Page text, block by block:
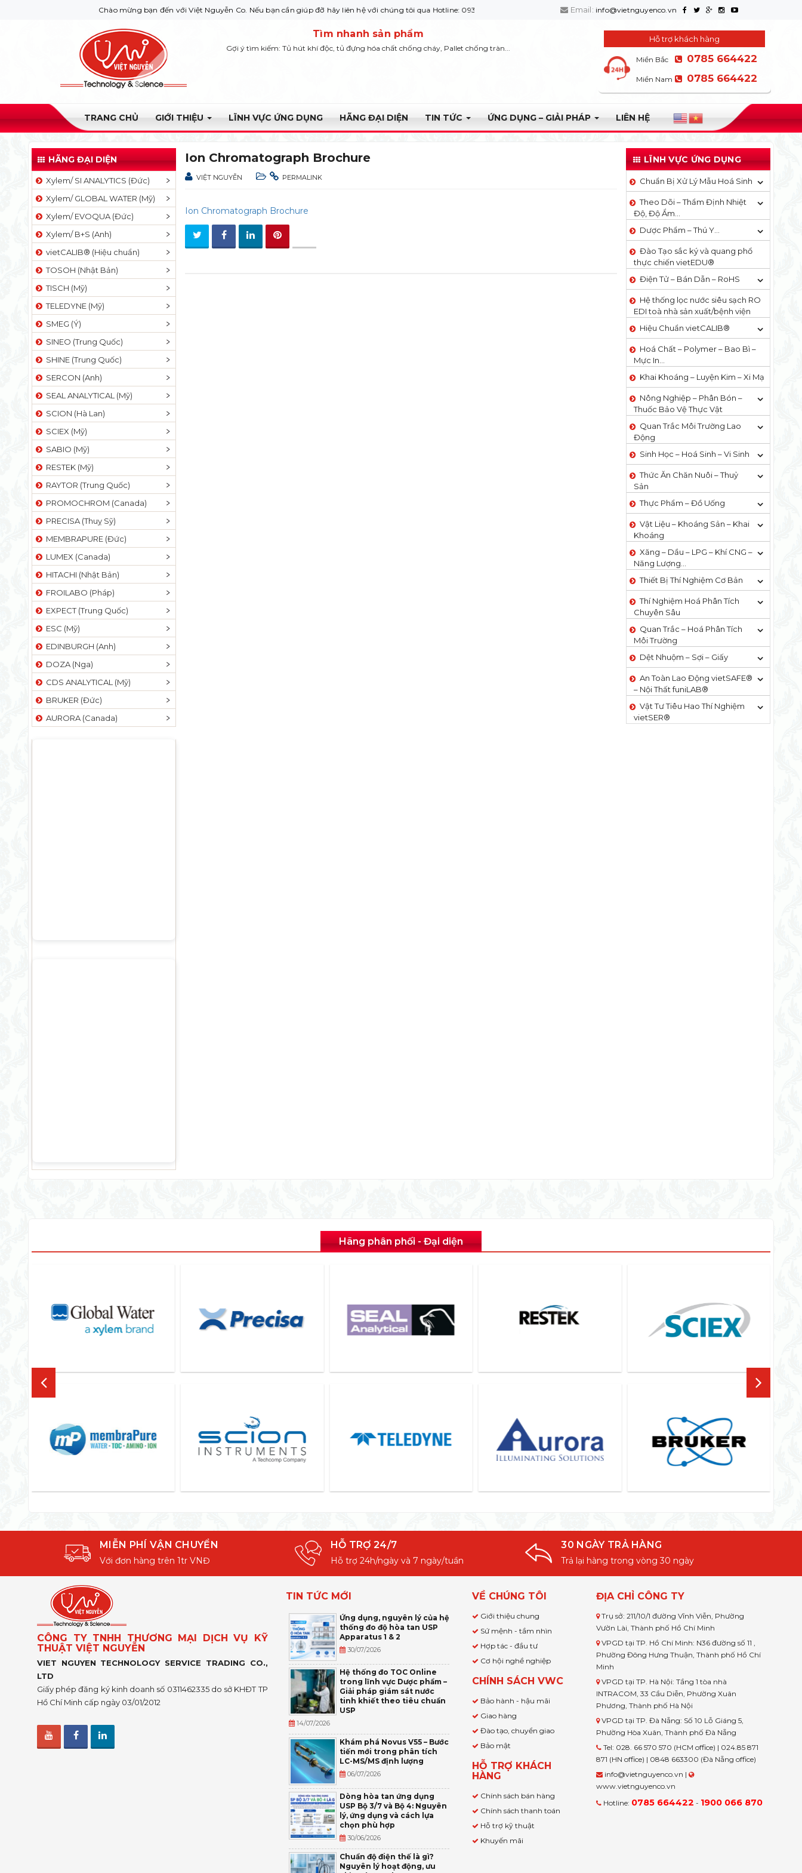
Chào mừng bạn đến với Việt Nguyễn Co. Nếu bạn cần giúp đỡ hãy liên hệ với chúng tôi qua Hotline: 0932 664422 Email: info@vietnguyenco.vn
Tìm nhanh sản phẩm
Gợi ý tìm kiếm: Tủ hút khí độc, tủ đựng hóa chất chống cháy, Pallet chống tràn...
Hỗ trợ khách hàng
Miền Bắc 0785 664422
Miền Nam 0785 664422
TRANG CHỦ GIỚI THIỆU LĨNH VỰC ỨNG DỤNG HÃNG ĐẠI DIỆN TIN TỨC ỨNG DỤNG – GIẢI PHÁP LIÊN HỆ
HÃNG ĐẠI DIỆN
Xylem/ SI ANALYTICS (Đức)
Xylem/ GLOBAL WATER (Mỹ)
Xylem/ EVOQUA (Đức)
Xylem/ B+S (Anh)
vietCALIB® (Hiệu chuẩn)
TOSOH (Nhật Bản)
TISCH (Mỹ)
TELEDYNE (Mỹ)
SMEG (Ý)
SINEO (Trung Quốc)
SHINE (Trung Quốc)
SERCON (Anh)
SEAL ANALYTICAL (Mỹ)
SCION (Hà Lan)
SCIEX (Mỹ)
SABIO (Mỹ)
RESTEK (Mỹ)
RAYTOR (Trung Quốc)
PROMOCHROM (Canada)
PRECISA (Thuỵ Sỹ)
MEMBRAPURE (Đức)
LUMEX (Canada)
HITACHI (Nhật Bản)
FROILABO (Pháp)
EXPECT (Trung Quốc)
ESC (Mỹ)
EDINBURGH (Anh)
DOZA (Nga)
CDS ANALYTICAL (Mỹ)
BRUKER (Đức)
AURORA (Canada)
Ion Chromatograph Brochure
VIỆT NGUYỄN PERMALINK
Ion Chromatograph Brochure
LĨNH VỰC ỨNG DỤNG
Chuẩn Bị Xử Lý Mẫu Hoá Sinh
Theo Dõi – Thẩm Định Nhiệt
Độ, Độ Ẩm…
Dược Phẩm – Thú Y…
Đào Tạo sắc ký và quang phổ
thực chiến vietEDU®
Điện Tử – Bán Dẫn – RoHS
Hệ thống lọc nước siêu sạch RO
EDI​​ toà nhà sản xuất/bệnh viện
Hiệu Chuẩn vietCALIB®
Hoá Chất – Polymer – Bao Bì –
Mực In…
Khai Khoáng – Luyện Kim – Xi Mạ
Nông Nghiệp – Phân Bón –
Thuốc Bảo Vệ Thực Vật
Quan Trắc Môi Trường Lao
Động
Sinh Học – Hoá Sinh – Vi Sinh
Thức Ăn Chăn Nuôi – Thuỷ
Sản
Thực Phẩm – Đồ Uống
Vật Liệu – Khoáng Sản – Khai
Khoáng
Xăng – Dầu – LPG – Khí CNG –
Năng Lượng…
Thiết Bị Thí Nghiệm Cơ Bản
Thí Nghiệm Hoá Phân Tích
Chuyên Sâu
Quan Trắc – Hoá Phân Tích
Môi Trường
Dệt Nhuộm – Sợi – Giấy
An Toàn Lao Động vietSAFE®
– Nội Thất funiLAB®
Vật Tư Tiêu Hao Thí Nghiệm
vietSER®
Hãng phân phối - Đại diện
MIỄN PHÍ VẬN CHUYỂN
Với đơn hàng trên 1tr VNĐ
HỖ TRỢ 24/7
Hỗ trợ 24h/ngày và 7 ngày/tuần
30 NGÀY TRẢ HÀNG
Trả lại hàng trong vòng 30 ngày
CÔNG TY TNHH THƯƠNG MẠI DỊCH VỤ KỸ
THUẬT VIỆT NGUYỄN
VIET NGUYEN TECHNOLOGY SERVICE TRADING CO.,
LTD
Giấy phép đăng ký kinh doanh số 0311462335 do sở KHĐT TP
Hồ Chí Minh cấp ngày 03/01/2012
TIN TỨC MỚI
Ứng dụng, nguyên lý của hệ
thống đo độ hòa tan USP
Apparatus 1 & 2
30/07/2026
Hệ thống đo TOC Online
trong lĩnh vực Dược phẩm –
Giải pháp giám sát nước
tinh khiết theo tiêu chuẩn
USP
14/07/2026
Khám phá Novus V55 – Bước
tiến mới trong phân tích
LC-MS/MS định lượng
06/07/2026
Dòng hòa tan ứng dụng
USP Bộ 3/7 và Bộ 4: Nguyên
lý, ứng dụng và cách lựa
chọn phù hợp
30/06/2026
Chuẩn độ điện thế là gì?
Nguyên lý hoạt động, ưu
VỀ CHÚNG TÔI
Giới thiệu chung
Sứ mệnh - tầm nhìn
Hợp tác - đầu tư
Cơ hội nghề nghiệp
CHÍNH SÁCH VWC
Bảo hành - hậu mãi
Giao hàng
Đào tạo, chuyển giao
Bảo mật
HỖ TRỢ KHÁCH
HÀNG
Chính sách bán hàng
Chính sách thanh toán
Hỗ trợ kỹ thuật
Khuyến mãi
ĐỊA CHỈ CÔNG TY
Trụ sở: 211/10/1 đường Vĩnh Viễn, Phường
Vườn Lài, Thành phố Hồ Chí Minh
VPGD tại TP. Hồ Chí Minh: N36 đường số 11 ,
Phường Đông Hưng Thuận, Thành phố Hồ Chí
Minh
VPGD tại TP. Hà Nội: Tầng 1 tòa nhà
INTRACOM, 33 Cầu Diễn, Phường Xuân
Phương, Thành phố Hà Nội
VPGD tại TP. Đà Nẵng: Số 10 Lỗ Giáng 5,
Phường Hòa Xuân, Thành phố Đà Nẵng
Tel: 028. 66 570 570 (HCM office) | 024.85 871
871 (HN office) | 0848 663300 (Đà Nẵng office)
info@vietnguyenco.vn |
www.vietnguyenco.vn
Hotline: 0785 664422 - 1900 066 870